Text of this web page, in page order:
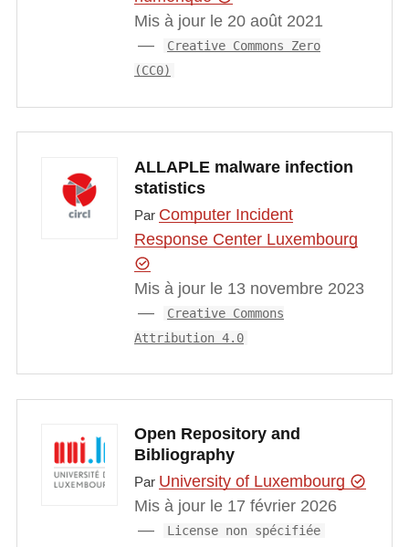
Mis à jour le 20 août 2021
Creative Commons Zero
(CC0)
ALLAPLE malware infection
statistics
Par Computer Incident
Response Center Luxembourg
Mis à jour le 13 novembre 2023
Creative Commons
Attribution 4.0
Open Repository and
Bibliography
Par University of Luxembourg
Mis à jour le 17 février 2026
License non spécifiée